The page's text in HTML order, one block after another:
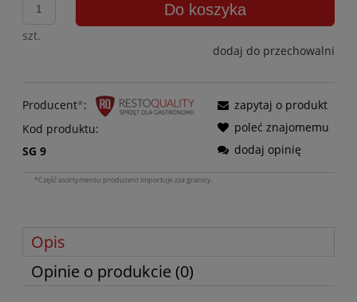
szt.
Do koszyka
dodaj do przechowalni
Producent*:
Kod produktu:
SG 9
zapytaj o produkt
poleć znajomemu
dodaj opinię
*Część asortymentu producent importuje zza granicy.
Opis
Opinie o produkcie (0)